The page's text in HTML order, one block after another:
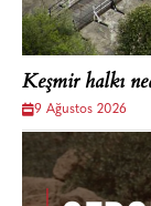
Keşmir halkı
9 Ağustos 2026